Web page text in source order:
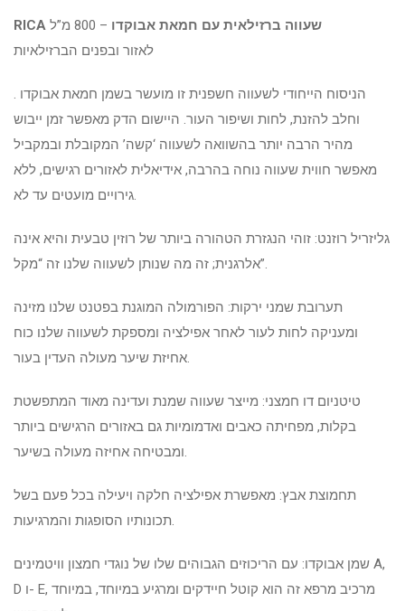
RICA שעווה ברזילאית עם חמאת אבוקדו – 800 מ”ל
לאזור ובפנים הברזילאיות
וחלב להזנת, לחות ושיפור העור. היישום הדק מאפשר זמן ייבוש
מהיר הרבה יותר בהשוואה לשעווה ‘קשה’ המקובלת ובמקביל
מאפשר חווית שעווה נוחה בהרבה, אידיאלית לאזורים רגישים, ללא
גליזריל רוזנט: זוהי הנגזרת הטהורה ביותר של רוזין טבעית והיא אינה
אלרגנית; זה מה שנותן לשעווה שלנו זה “מקל”.
תערובת שמני ירקות: הפורמולה המוגנת בפטנט שלנו מזינה
ומעניקה לחות לעור לאחר אפילציה ומספקת לשעווה שלנו כוח
טיטניום דו חמצני: מייצר שעווה שמנת ועדינה מאוד המתפשטת
בקלות, מפחיתה כאבים ואדמומיות גם באזורים הרגישים ביותר
תחמוצת אבץ: מאפשרת אפילציה חלקה ויעילה בכל פעם בשל
שמן אבוקדו: עם הריכוזים הגבוהים שלו של נוגדי חמצון וויטמינים A,
D ו- E, מרכיב מרפא זה הוא קוטל חיידקים ומרגיע במיוחד, במיוחד